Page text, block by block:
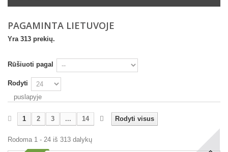
PAGAMINTA LIETUVOJE
Yra 313 prekių.
Rūšiuoti pagal
Rodyti
puslapyje
Rodyti visus
1 2 3 ... 14
Rodoma 1 - 24 iš 313 dalykų